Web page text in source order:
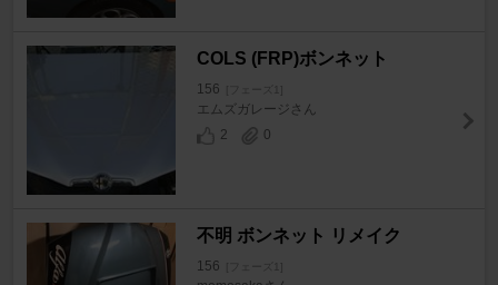
COLS (FRP)ボンネット
156 [フェーズ1]
エムズガレージさん
2
0
不明 ボンネット リメイク
156 [フェーズ1]